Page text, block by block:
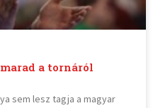
a tornáról
sem lesz tagja a magyar